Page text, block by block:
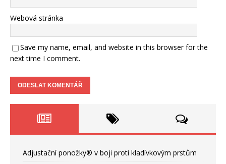
Webová stránka
Save my name, email, and website in this browser for the
next time I comment.
Adjustační ponožky® v boji proti kladívkovým prstům